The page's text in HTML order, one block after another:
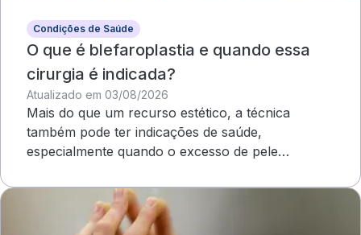
Condições de Saúde
O que é blefaroplastia e quando essa
cirurgia é indicada?
Atualizado em 03/08/2026
Mais do que um recurso estético, a técnica
também pode ter indicações de saúde,
especialmente quando o excesso de pele